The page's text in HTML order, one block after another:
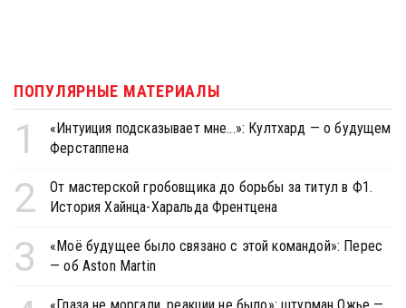
ПОПУЛЯРНЫЕ МАТЕРИАЛЫ
1
«Интуиция подсказывает мне...»: Култхард — о будущем
Ферстаппена
2
От мастерской гробовщика до борьбы за титул в Ф1.
История Хайнца-Харальда Френтцена
3
«Моё будущее было связано с этой командой»: Перес
— об Aston Martin
«Глаза не моргали, реакции не было»: штурман Ожье —